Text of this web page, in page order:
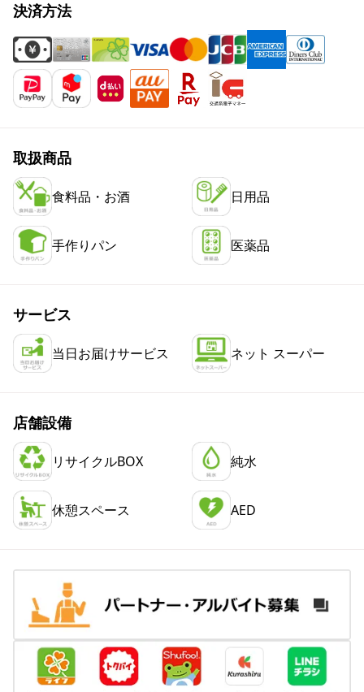
決済方法
取扱商品
食料品・お酒 日用品
手作りパン 医薬品
サービス
当日お届けサービス ネット スーパー
店舗設備
リサイクルBOX 純水
休憩スペース AED